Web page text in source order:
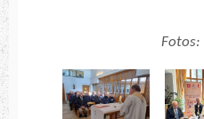
Fotos: